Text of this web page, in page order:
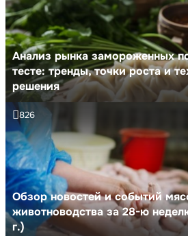
Анализ рынка замороженных
тесте: тренды, точки роста и
решения
Обзор новостей и событий
животноводства за 28-ю
г.)
826